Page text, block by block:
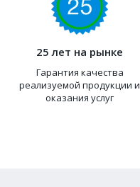
25 лет на рынке
Гарантия качества
реализуемой продукции и
оказания услуг